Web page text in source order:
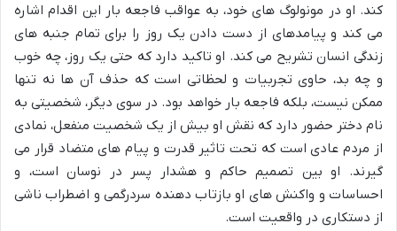
کند. او در مونولوگ های خود، به عواقب فاجعه بار این اقدام اشاره
می کند و پیامدهای از دست دادن یک روز را برای تمام جنبه های
زندگی انسان تشریح می کند. او تاکید دارد که حتی یک روز، چه خوب
و چه بد، حاوی تجربیات و لحظاتی است که حذف آن ها نه تنها
ممکن نیست، بلکه فاجعه بار خواهد بود. در سوی دیگر، شخصیتی به
نام دختر حضور دارد که نقش او بیش از یک شخصیت منفعل، نمادی
از مردم عادی است که تحت تاثیر قدرت و پیام های متضاد قرار می
گیرند. او بین تصمیم حاکم و هشدار پسر در نوسان است، و
احساسات و واکنش های او بازتاب دهنده سردرگمی و اضطراب ناشی
از دستکاری در واقعیت است.